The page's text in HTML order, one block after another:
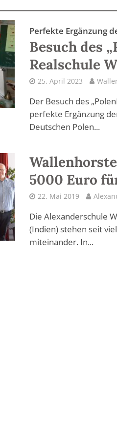
Perfekte Ergänzung
Besuch des
Realschule
25. April 2023
Der Besuch des
perfekte Ergänzung
Deutschen Polen...
5000 Euro
22. Mai 2019
Die Alexanderschule
(Indien) stehen seit
miteinander. In...